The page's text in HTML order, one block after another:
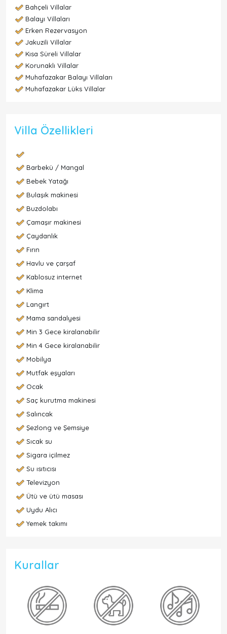
Bahçeli Villalar
Balayı Villaları
Erken Rezervasyon
Jakuzili Villalar
Kısa Süreli Villalar
Korunaklı Villalar
Muhafazakar Balayı Villaları
Muhafazakar Lüks Villalar
Villa Özellikleri
Barbekü / Mangal
Bebek Yatağı
Bulaşık makinesi
Buzdolabı
Çamaşır makinesi
Çaydanlık
Fırın
Havlu ve çarşaf
Kablosuz internet
Klima
Langırt
Mama sandalyesi
Min 3 Gece kiralanabilir
Min 4 Gece kiralanabilir
Mobilya
Mutfak eşyaları
Ocak
Saç kurutma makinesi
Salıncak
Şezlong ve Şemsiye
Sıcak su
Sigara içilmez
Su ısıtıcısı
Televizyon
Ütü ve ütü masası
Uydu Alıcı
Yemek takımı
Kurallar